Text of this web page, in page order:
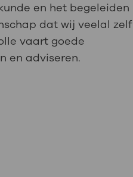
en het begeleiden
dat wij veelal zelf
vaart goede
en adviseren.